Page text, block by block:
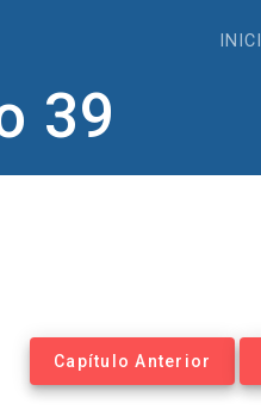
39
Capítulo Anterior